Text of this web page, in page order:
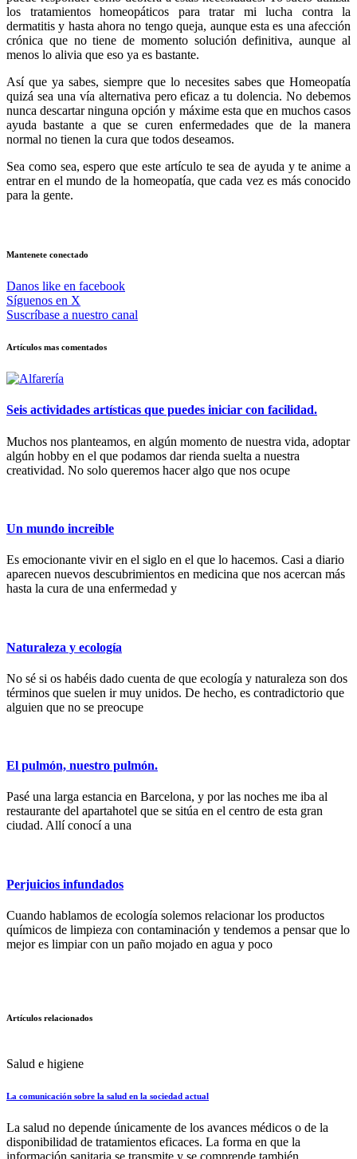
los tratamientos homeopáticos para tratar mi lucha contra la
dermatitis y hasta ahora no tengo queja, aunque esta es una afección
crónica que no tiene de momento solución definitiva, aunque al
menos lo alivia que eso ya es bastante.
Así que ya sabes, siempre que lo necesites sabes que Homeopatía
quizá sea una vía alternativa pero eficaz a tu dolencia. No debemos
nunca descartar ninguna opción y máxime esta que en muchos casos
ayuda bastante a que se curen enfermedades que de la manera
normal no tienen la cura que todos deseamos.
Sea como sea, espero que este artículo te sea de ayuda y te anime a
entrar en el mundo de la homeopatía, que cada vez es más conocido
para la gente.
Mantenete conectado
Danos like en facebook
Síguenos en X
Suscríbase a nuestro canal
Artículos mas comentados
Seis actividades artísticas que puedes iniciar con facilidad.
Muchos nos planteamos, en algún momento de nuestra vida, adoptar
algún hobby en el que podamos dar rienda suelta a nuestra
creatividad. No solo queremos hacer algo que nos ocupe
Un mundo increible
Es emocionante vivir en el siglo en el que lo hacemos. Casi a diario
aparecen nuevos descubrimientos en medicina que nos acercan más
hasta la cura de una enfermedad y
Naturaleza y ecología
No sé si os habéis dado cuenta de que ecología y naturaleza son dos
términos que suelen ir muy unidos. De hecho, es contradictorio que
alguien que no se preocupe
El pulmón, nuestro pulmón.
Pasé una larga estancia en Barcelona, y por las noches me iba al
restaurante del apartahotel que se sitúa en el centro de esta gran
ciudad. Allí conocí a una
Perjuicios infundados
Cuando hablamos de ecología solemos relacionar los productos
químicos de limpieza con contaminación y tendemos a pensar que lo
mejor es limpiar con un paño mojado en agua y poco
Artículos relacionados
Salud e higiene
La comunicación sobre la salud en la sociedad actual
La salud no depende únicamente de los avances médicos o de la
disponibilidad de tratamientos eficaces. La forma en que la
información sanitaria se transmite y se comprende también